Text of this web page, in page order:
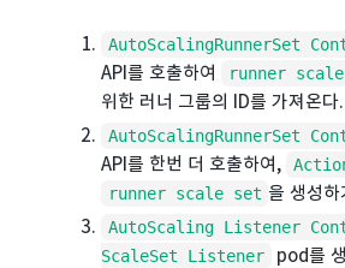
AutoScalingRunnerSet
API를 호출하여
runner
위한 러너 그룹의 ID를 가져온다.
AutoScalingRunnerSet
API를 한번 더 호출하여,
runner scale set 을 생성
AutoScaling Listener
ScaleSet Listener
pod를